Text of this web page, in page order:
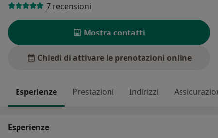
7 recensioni
Mostra contatti
Chiedi di attivare le prenotazioni online
Esperienze Prestazioni Indirizzi
Esperienze